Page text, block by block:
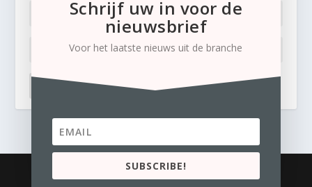
Ik ben mijn wachtwoord kwijt
Business Content Media
Schrijf uw in voor de
nieuwsbrief
Voor het laatste nieuws uit de branche
SUBSCRIBE!